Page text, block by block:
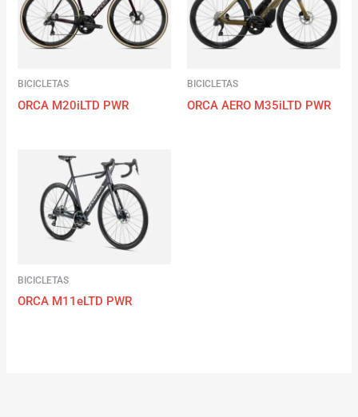
BICICLETAS
ORCA M20iLTD PWR
BICICLETAS
ORCA AERO M35iLTD PWR
BICICLETAS
ORCA M11eLTD PWR